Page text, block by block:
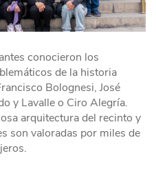
conocieron los
de la historia
Bolognesi, José
y Lavalle o Ciro Alegría.
arquitectura del recinto y
son valoradas por miles de